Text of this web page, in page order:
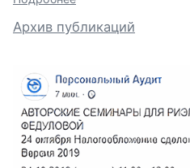
Архив публикаций